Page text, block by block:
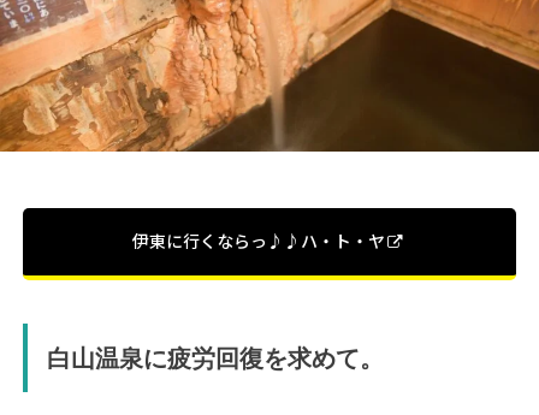
伊東に行くならっ♪♪ハ・ト・ヤ
白山温泉に疲労回復を求めて。